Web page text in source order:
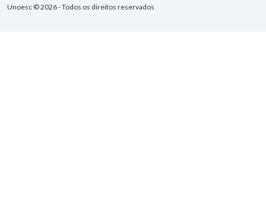
Unoesc © 2026 - Todos os direitos reservados